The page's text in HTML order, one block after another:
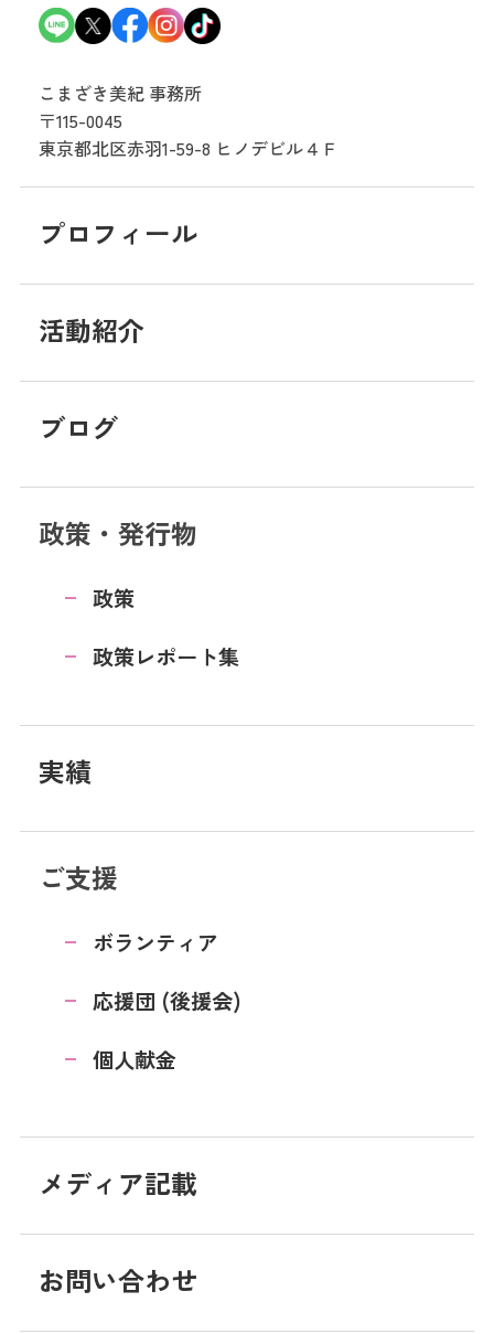
こまざき美紀 事務所
〒115-0045
東京都北区赤羽1-59-8 ヒノデビル４Ｆ
プロフィール
活動紹介
ブログ
政策・発行物
政策
政策レポート集
実績
ご支援
ボランティア
応援団 (後援会)
個人献金
メディア記載
お問い合わせ